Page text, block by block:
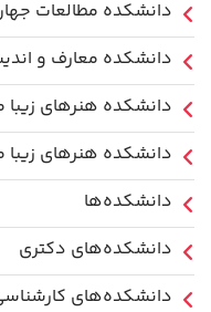
دانشکده مطالعات
دانشکده معارف و
دانشکده هنرهای
دانشکده هنرهای
دانشکده‌ها
دانشکده‌های دکتری
دانشکده‌های